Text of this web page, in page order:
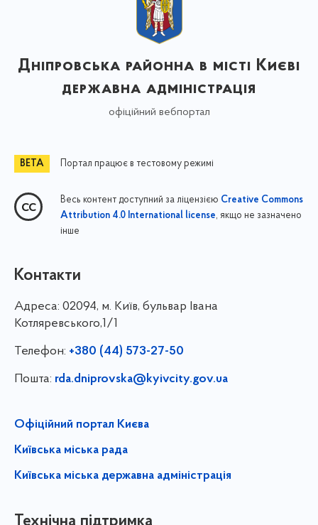
Дніпровська районна в місті Києві
державна адміністрація
офіційний вебпортал
Портал працює в тестовому режимі
Весь контент доступний за ліцензією Creative Commons
Attribution 4.0 International license, якщо не зазначено
інше
Контакти
Адреса: 02094, м. Київ, бульвар Івана
Котляревського,1/1
Телефон: +380 (44) 573-27-50
Пошта: rda.dniprovska@kyivcity.gov.ua
Офіційний портал Києва
Київська міська рада
Київська міська державна адміністрація
Технічна підтримка